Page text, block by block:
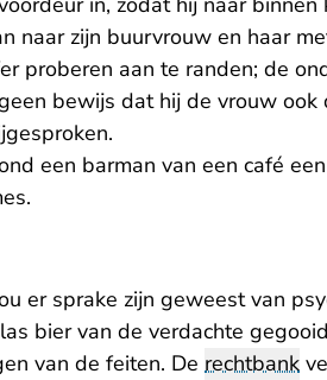
naar zijn buurvrouw en haar
proberen aan te randen; de
bewijs dat hij de vrouw
een barman van een café
er sprake zijn geweest van
bier van de verdachte
van de feiten. De rechtbank